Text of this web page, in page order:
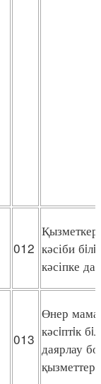
012 кәсіби
кәсіпке
013
Өнер
кәсiптiк
даярлау
қызметтер